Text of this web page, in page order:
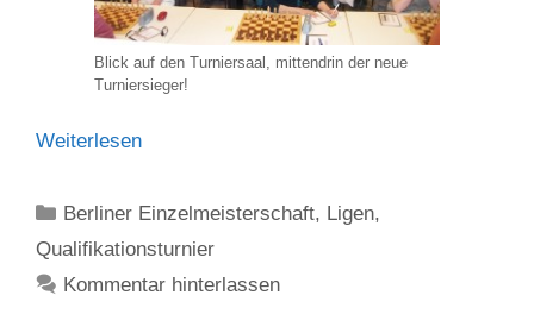
Blick auf den Turniersaal, mittendrin der neue
Turniersieger!
Weiterlesen
Kategorien
Berliner Einzelmeisterschaft, Ligen,
Qualifikationsturnier
Kommentar hinterlassen